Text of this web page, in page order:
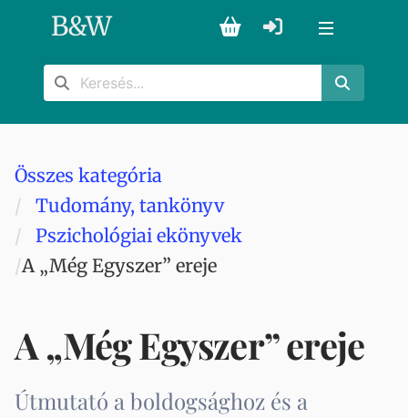
B&W
Összes kategória
Tudomány, tankönyv
Pszichológiai ekönyvek
A „Még Egyszer” ereje
A „Még Egyszer” ereje
Útmutató a boldogsághoz és a